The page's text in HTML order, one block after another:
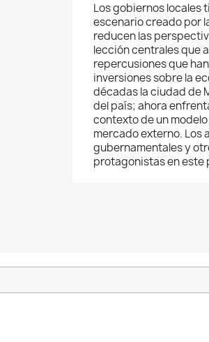
Los gobiernos locales
escenario creado por
reducen las
lección centrales que
repercusiones que
inversiones sobre la
décadas la ciudad de
del país; ahora
contexto de un
mercado externo. Los
gubernamentales y
protagonistas en este